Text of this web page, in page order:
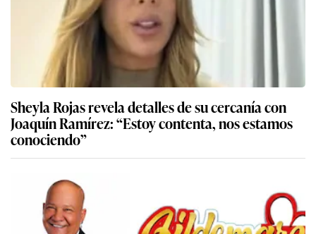
Sheyla Rojas revela detalles de su cercanía con
Joaquín Ramírez: “Estoy contenta, nos estamos
conociendo”